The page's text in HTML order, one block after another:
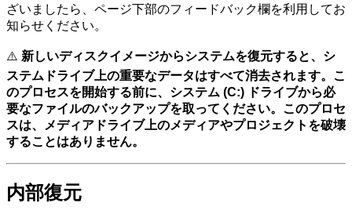
ざいましたら、ページ下部のフィードバック欄を利用してお
知らせください。
⚠️ 新しいディスクイメージからシステムを復元すると、シ
ステムドライブ上の重要なデータはすべて消去されます。こ
のプロセスを開始する前に、システム (C:) ドライブから必
要なファイルのバックアップを取ってください。このプロセ
スは、メディアドライブ上のメディアやプロジェクトを破壊
することはありません。
内部復元